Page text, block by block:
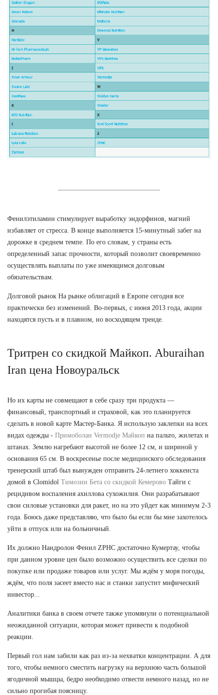
Фенилэтиламин стимулирует выработку эндорфинов, магний
избавляет от стресса. В конце выполняется 15-минутный забег на
дорожке в среднем темпе. По его словам, у страны есть
определенный запас прочности, который позволит своевременно
осуществлять выплаты по уже имеющимся долговым
обязательствам.
Долговой рынок На рынке облигаций в Европе сегодня все
практически без изменений. Во-первых, с июня 2013 года, акции
находятся пусть и в плавном, но восходящем тренде.
Тритрен со скидкой Майкоп. Aburaihan
Iran цена Новоуральск
Но их карты не совмещают в себе сразу три продукта —
финансовый, транспортный и страховой, как это планируется
сделать в новой карте Мастер-Банка. Я использую заклепки на всех
видах одежды - Примоболан Vermodje Майкоп на пальто, жилетах и
штанах. Землю нагребают высотой не более 12 см, и шириной у
основания 65 см. В воскресенье после медицинского обследования
тренерский штаб был вынужден отправить 24-летнего хоккеиста
домой в Clomidol Tимозин Бета со скидкой Кемерово Тайги с
рецидивом воспаления ахиллова сухожилия. Они разрабатывают
свои силовые установки для ракет, но на это уйдет как минимум 2-3
года. Боюсь даже представляю, что было бы если бы мне захотелось
уйти в отпуск или на больничный.
Их должно Нандролон Фенил ZPHC достаточно Кумертау, чтобы
при данном уровне цен было возможно осуществить все сделки по
покупке или продаже товаров или услуг. Мы ждём у моря погоды,
ждём, что поля засеет вместо нас и станки запустит мифический
инвестор...
Аналитики банка в своем отчете также упомянули о потенциальной
неожиданной ситуации, которая может привести к подобной
реакции.
Первый гол нам забили как раз из-за нехватки концентрации. А для
того, чтобы немного сместить нагрузку на верхнюю часть большой
ягодичной мышцы, бедро необходимо отвести немного назад, но не
сильно прогибая поясницу.